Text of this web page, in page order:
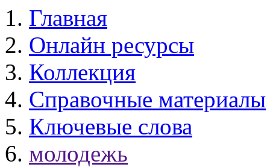
Главная
Онлайн ресурсы
Коллекция
Справочные материалы
Ключевые слова
молодежь